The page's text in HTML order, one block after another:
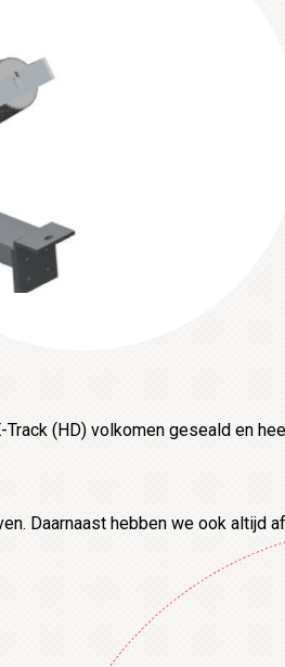
(HD) volkomen geseald en
Daarnaast hebben we ook altijd